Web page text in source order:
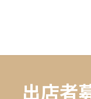
出店者